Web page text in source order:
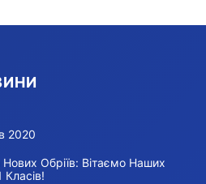
2020
Обріїв: Вітаємо Наших
Класів!